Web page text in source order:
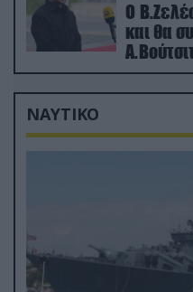
Ο
και θα
Α.Βούτσιτς – Όλα τα
στις
ΝΑΥΤΙΚΟ